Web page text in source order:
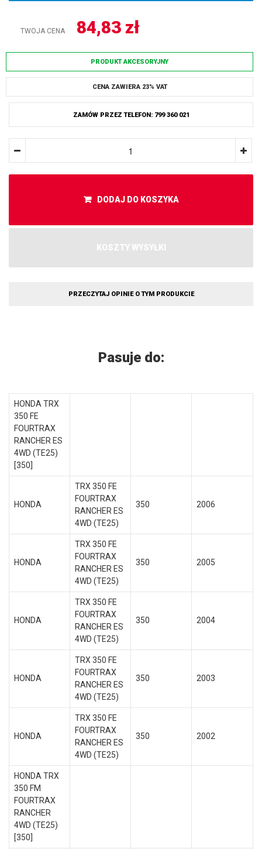
TWOJA CENA 84,83 zł
PRODUKT AKCESORYJNY
CENA ZAWIERA 23% VAT
ZAMÓW PRZEZ TELEFON: 799 360 021
DODAJ DO KOSZYKA
KOSZTY WYSYŁKI
PRZECZYTAJ OPINIE O TYM PRODUKCIE
Pasuje do:
HONDA TRX
350 FE
FOURTRAX
RANCHER ES
4WD (TE25)
[350]
HONDA
TRX 350 FE
FOURTRAX
RANCHER ES
4WD (TE25)
350 2006
HONDA
TRX 350 FE
FOURTRAX
RANCHER ES
4WD (TE25)
350 2005
HONDA
TRX 350 FE
FOURTRAX
RANCHER ES
4WD (TE25)
350 2004
HONDA
TRX 350 FE
FOURTRAX
RANCHER ES
4WD (TE25)
350 2003
HONDA
TRX 350 FE
FOURTRAX
RANCHER ES
4WD (TE25)
350 2002
HONDA TRX
350 FM
FOURTRAX
RANCHER
4WD (TE25)
[350]